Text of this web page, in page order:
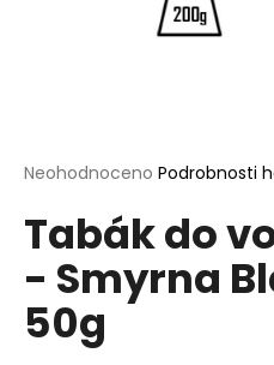
Průměrné
produktu
z
5
hvězdiček.
Neohodnoceno Podrobnosti
Tabák do
- Smyrna
50g
HLEDAT